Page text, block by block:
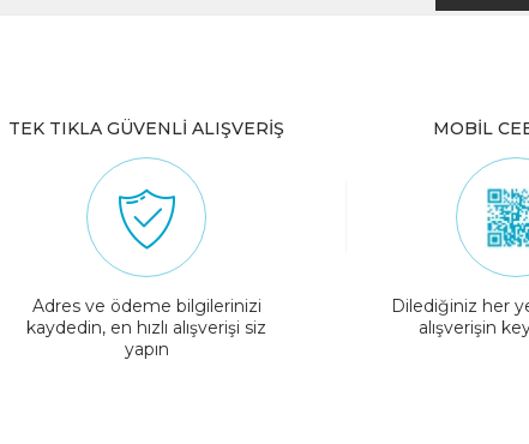
TEK TIKLA GÜVENLİ ALIŞVERİŞ
Adres ve ödeme bilgilerinizi
kaydedin, en hızlı alışverişi siz
yapın
MOBİL
Dilediğiniz her
alışverişin